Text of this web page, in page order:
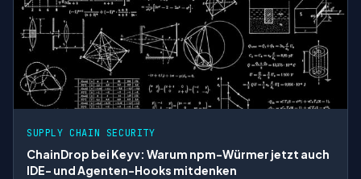
SUPPLY CHAIN SECURITY
ChainDrop bei Keyv: Warum npm-Würmer jetzt auch
IDE- und Agenten-Hooks mitdenken